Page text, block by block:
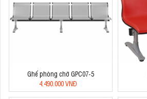
Ghế phòng chờ GPC07-5
4.490.000 VNĐ